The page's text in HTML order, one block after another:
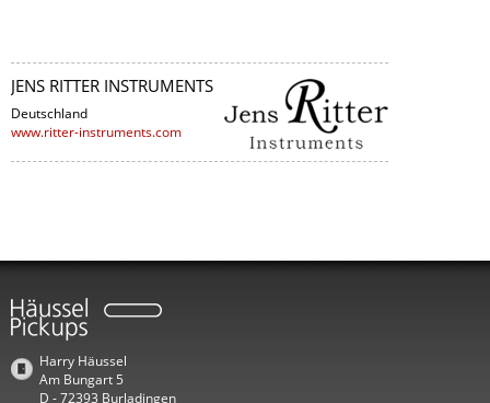
JENS RITTER INSTRUMENTS
Deutschland
www.ritter-instruments.com
Harry Häussel
Am Bungart 5
D - 72393 Burladingen